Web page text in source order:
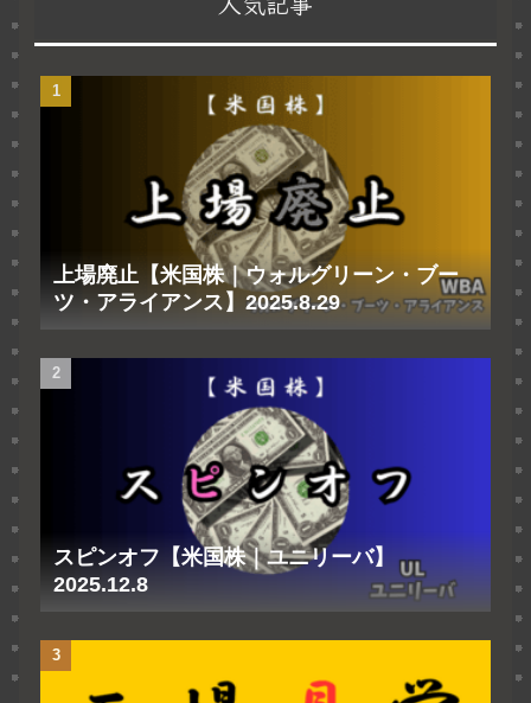
上場廃止【米国株｜ウォルグリーン・ブー
ツ・アライアンス】2025.8.29
スピンオフ【米国株｜ユニリーバ】
2025.12.8